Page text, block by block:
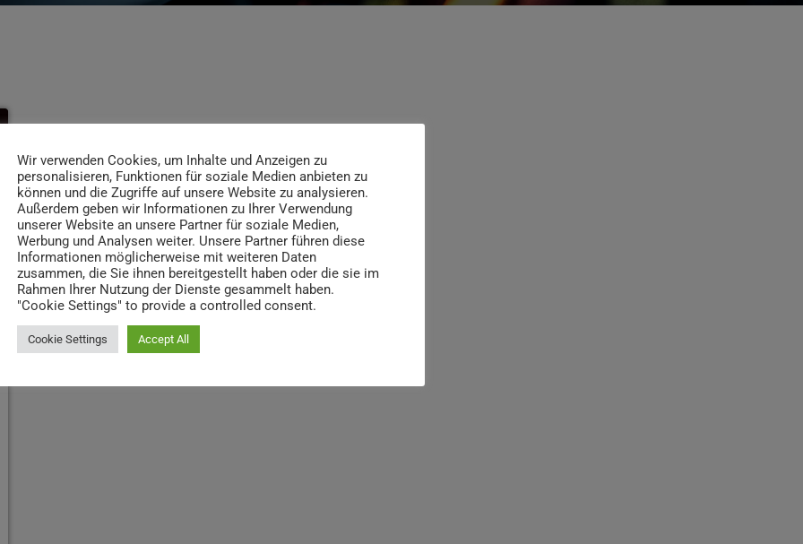
Wir verwenden Cookies, um Inhalte und Anzeigen zu
personalisieren, Funktionen für soziale Medien anbieten zu
können und die Zugriffe auf unsere Website zu analysieren.
Außerdem geben wir Informationen zu Ihrer Verwendung
unserer Website an unsere Partner für soziale Medien,
Werbung und Analysen weiter. Unsere Partner führen diese
Informationen möglicherweise mit weiteren Daten
zusammen, die Sie ihnen bereitgestellt haben oder die sie im
Rahmen Ihrer Nutzung der Dienste gesammelt haben.
"Cookie Settings" to provide a controlled consent.
Cookie Settings Accept All